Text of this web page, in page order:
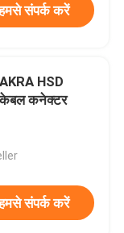
संपर्क करें
HSD
केबल कनेक्टर
संपर्क करें